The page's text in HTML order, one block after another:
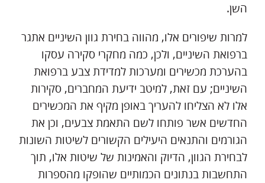
השן.
למרות שיפורים אלו, מהווה בחירת גוון השיניים אתגר
ברפואת השיניים, ולכן, כמה מחקרי סקירה עסקו
בהערכת מכשירים ומערכות למדידת צבע ברפואת
השיניים; עם זאת, למיטב ידיעת המחברים, סקירות
אלו לא הצליחו להעריך באופן מקיף את המכשירים
החדשים אשר פותחו לשם התאמת צבעים, וכן את
הגורמים והתנאים היעילים הקשורים לשיטות השונות
לבחירת הגוון, הדיוק והאמינות של שיטות אלו, תוך
התחשבות בנתונים הכמותיים שהופקו מהספרות